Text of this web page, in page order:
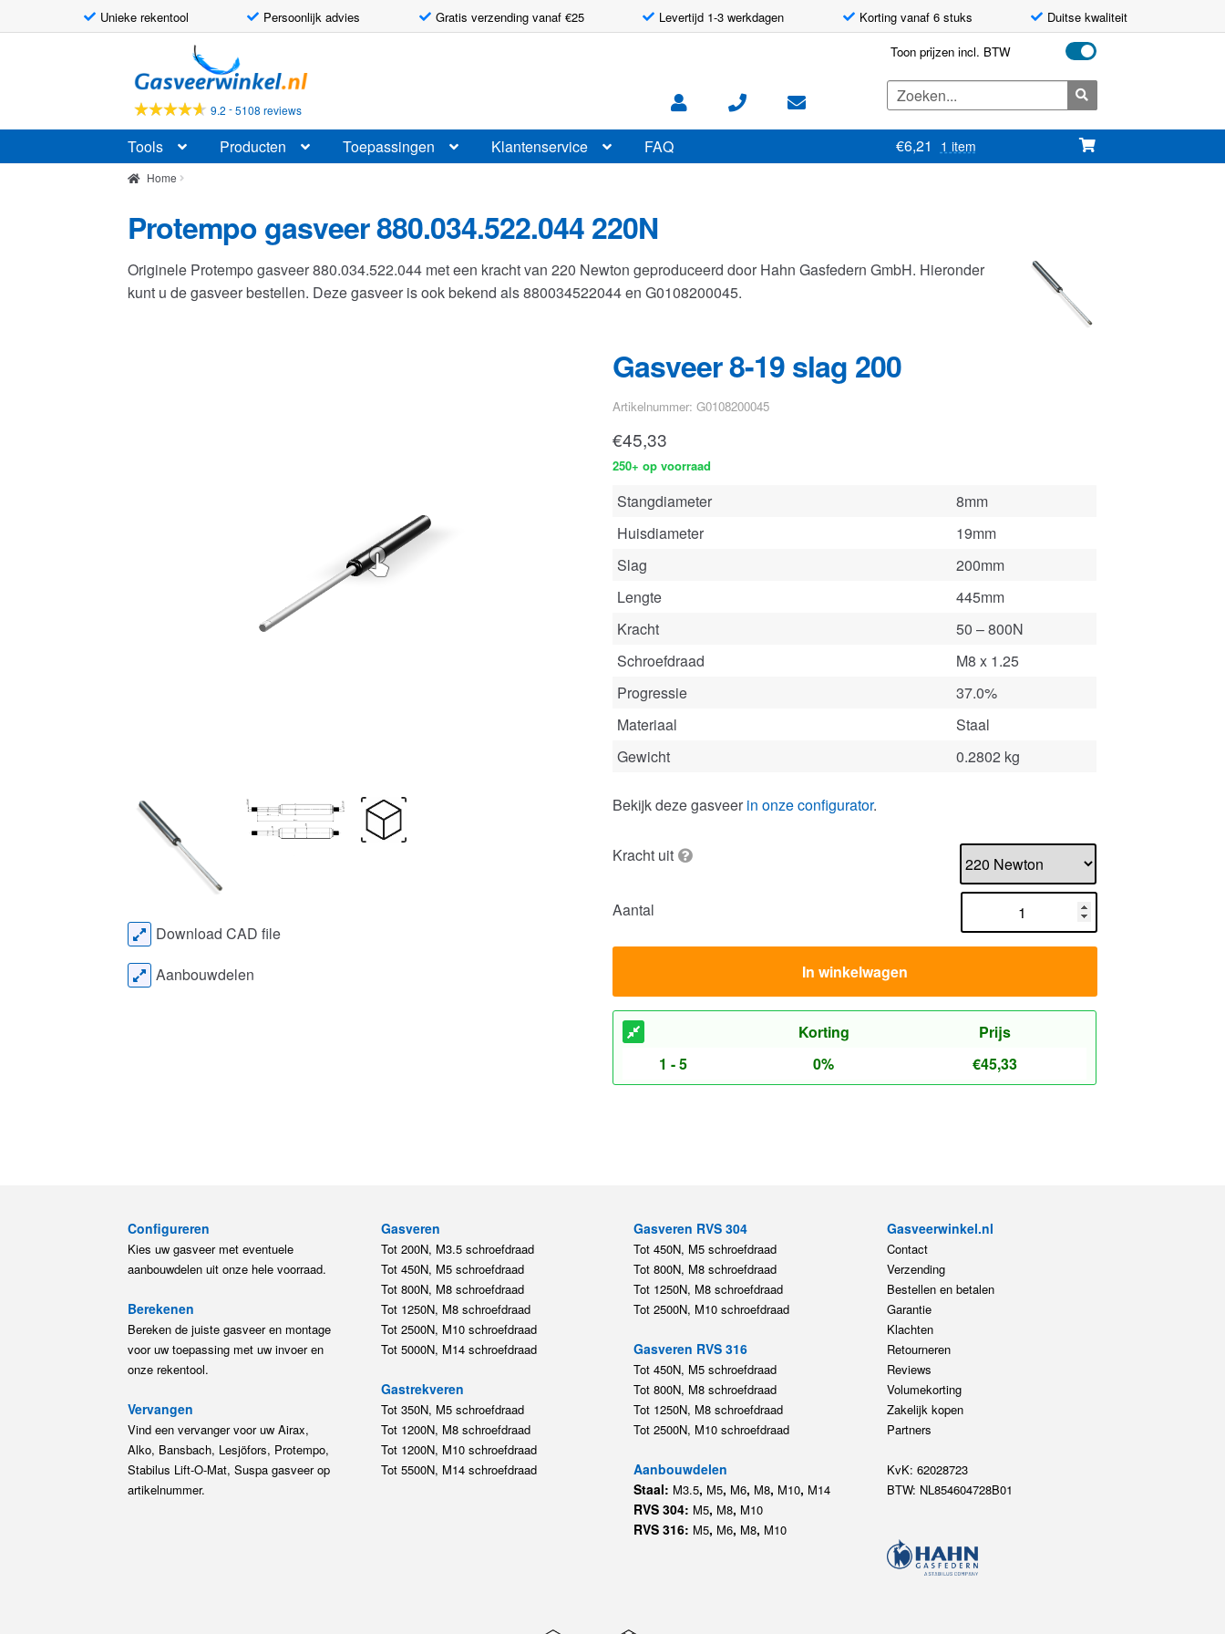
Unieke rekentool Persoonlijk advies Gratis verzending vanaf €25 Levertijd 1-3 werkdagen Korting vanaf 6 stuks Duitse kwaliteit
door
naar
navigatie
naar
de
inhoud
9.2 -5108 reviews
Toon prijzen incl. BTW
Zoeken
naar:
Tools Producten Toepassingen Klantenservice FAQ €6,21 1 item
Home
Protempo gasveer 880.034.522.044 220N
Originele Protempo gasveer 880.034.522.044 met een kracht van 220 Newton geproduceerd door Hahn Gasfedern GmbH. Hieronder
kunt u de gasveer bestellen. Deze gasveer is ook bekend als 880034522044 en G0108200045.
Gasveer 8-19 slag 200
Artikelnummer: G0108200045
€45,33
250+ op voorraad
Stangdiameter
8mm
Huisdiameter
19mm
Slag
200mm
Lengte
445mm
Kracht
50 – 800N
Schroefdraad
M8 x 1.25
Progressie
37.0%
Materiaal
Staal
Gewicht
0.2802 kg
Bekijk deze gasveer in onze configurator.
Kracht uit
Aantal
In winkelwagen
Korting
Prijs
1 - 5
0% €45,33
Download CAD file
Aanbouwdelen
Configureren
Kies uw gasveer met eventuele
aanbouwdelen uit onze hele voorraad.
Berekenen
Bereken de juiste gasveer en montage
voor uw toepassing met uw invoer en
onze rekentool.
Vervangen
Vind een vervanger voor uw Airax,
Alko, Bansbach, Lesjöfors, Protempo,
Stabilus Lift-O-Mat, Suspa gasveer op
artikelnummer.
Gasveren
Tot 200N, M3.5 schroefdraad
Tot 450N, M5 schroefdraad
Tot 800N, M8 schroefdraad
Tot 1250N, M8 schroefdraad
Tot 2500N, M10 schroefdraad
Tot 5000N, M14 schroefdraad
Gastrekveren
Tot 350N, M5 schroefdraad
Tot 1200N, M8 schroefdraad
Tot 1200N, M10 schroefdraad
Tot 5500N, M14 schroefdraad
Gasveren RVS 304
Tot 450N, M5 schroefdraad
Tot 800N, M8 schroefdraad
Tot 1250N, M8 schroefdraad
Tot 2500N, M10 schroefdraad
Gasveren RVS 316
Tot 450N, M5 schroefdraad
Tot 800N, M8 schroefdraad
Tot 1250N, M8 schroefdraad
Tot 2500N, M10 schroefdraad
Aanbouwdelen
Staal: M3.5, M5, M6, M8, M10, M14
RVS 304: M5, M8, M10
RVS 316: M5, M6, M8, M10
Gasveerwinkel.nl
Contact
Verzending
Bestellen en betalen
Garantie
Klachten
Retourneren
Reviews
Volumekorting
Zakelijk kopen
Partners
KvK: 62028723
BTW: NL854604728B01